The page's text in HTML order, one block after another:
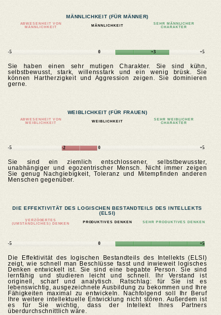
MÄNNLICHKEIT (FÜR MÄNNER)
ABWESENHEIT VON
MÄNNLICHKEIT
MÄNNLICHKEIT
SEHR MÄNNLICHER
CHARAKTER
-5 0 +3 +5
Sie haben einen sehr mutigen Charakter. Sie sind kühn,
selbstbewusst, stark, willensstark und ein wenig brüsk. Sie
können Hartherzigkeit und Aggression zeigen. Sie dominieren
gerne.
WEIBLICHKEIT (FÜR FRAUEN)
ABWESENHEIT VON
WEIBLICHKEIT
WEIBLICHKEIT
SEHR WEIBLICHER
CHARAKTER
-5 -2 0 +5
Sie sind ein ziemlich entschlossener, selbstbewusster,
unabhängiger und egozentrischer Mensch. Nicht immer zeigen
Sie genug Nachgiebigkeit, Toleranz und Mitempfinden anderen
Menschen gegenüber.
DIE EFFEKTIVITÄT DES LOGISCHEN BESTANDTEILS DES INTELLEKTS
(ELSI)
VERZÖGERTES
(UMSTÄNDLICHES) DENKEN
PRODUKTIVES DENKEN SEHR PRODUKTIVES DENKEN
-5 0 +5
Die Effektivität des logischen Bestandteils des Intellekts (ELSI)
zeigt, wie schnell man Beschlüsse fasst und inwieweit logisches
Denken entwickelt ist. Sie sind eine begabte Person. Sie sind
lernfähig und studieren leicht und schnell. Ihr Verstand ist
originell, scharf und analytisch. Ratschlag: für Sie ist es
lebenswichtig, ausgezeichnete Ausbildung zu bekommen und Ihre
Fähigkeiten maximal zu entwickeln. Nachfolgend soll Ihr Beruf
Ihre weitere intellektuelle Entwicklung nicht stören. Außerdem ist
es für Sie wichtig, dass der Intellekt Ihres Partners
überdurchschnittlich wäre.